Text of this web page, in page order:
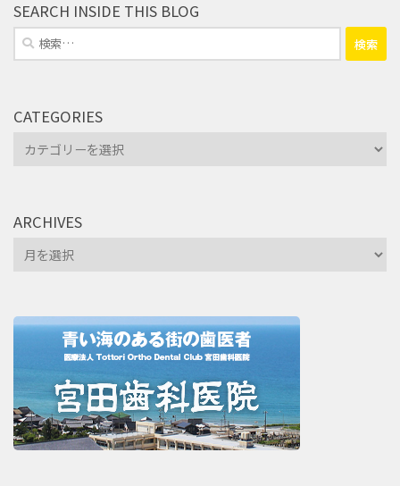
SEARCH INSIDE THIS BLOG
検
索:
CATEGORIES
Categories
ARCHIVES
Archives